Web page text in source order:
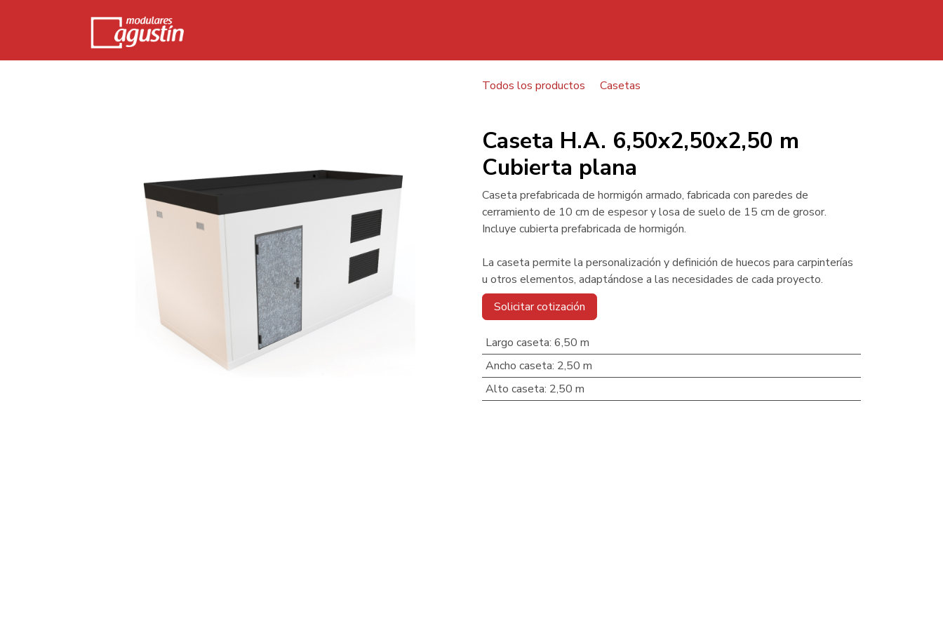
Todos los productos
Casetas
Caseta H.A. 6,50x2,50x2,50 m
Cubierta plana
Caseta prefabricada de hormigón armado, fabricada con paredes de
cerramiento de 10 cm de espesor y losa de suelo de 15 cm de grosor.
Incluye cubierta prefabricada de hormigón.
La caseta permite la personalización y definición de huecos para carpinterías
u otros elementos, adaptándose a las necesidades de cada proyecto.
Solicitar cotización
Largo caseta: 6,50 m
Ancho caseta: 2,50 m
Alto caseta: 2,50 m